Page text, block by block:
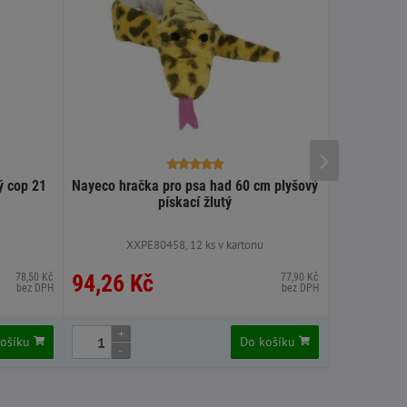
cop 21
78,50 Kč
bez DPH
Nayeco hračka pro psa had 60 cm plyšový
pískací žlutý
XXPE80458, 12 ks v kartonu
94,26 Kč
77,90 Kč
bez DPH
+
-
Do košíku